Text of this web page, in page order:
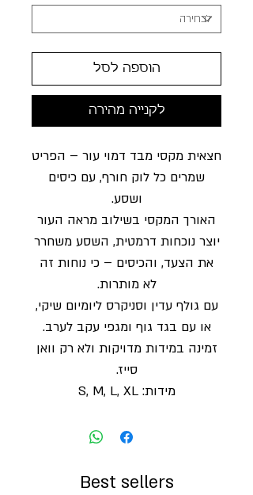
הוספה לסל
לקנייה מהירה
חצאית מקסי מבד דמוי עור – הפריט
שמרים כל לוק חורף, עם כיסים
ושסע.
האורך המקסי בשילוב מראה העור
יוצר נוכחות דרמטית, השסע משחרר
את הצעד, והכיסים – כי נוחות זה
לא מותרות.
עם גולף עדין וסניקרס ליומיום שיקי,
או עם בגד גוף ומגפי עקב לערב.
זמינה במידות מדויקות ולא רק וואן
סייז.
מידות: S, M, L, XL
Best sellers